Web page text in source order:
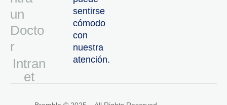
un
Docto
r
Intran
Et
sentirse
cómodo
con
nuestra
atención.